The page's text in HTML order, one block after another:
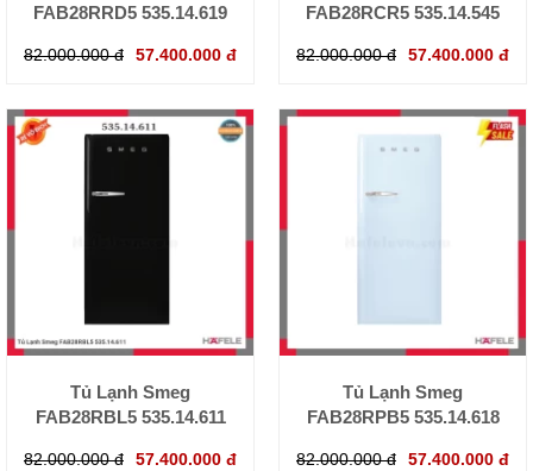
FAB28RRD5 535.14.619
82.000.000 đ 57.400.000 đ
FAB28RCR5 535.14.545
82.000.000 đ 57.400.000 đ
Tủ Lạnh Smeg
FAB28RBL5 535.14.611
82.000.000 đ 57.400.000 đ
Tủ Lạnh Smeg
FAB28RPB5 535.14.618
82.000.000 đ 57.400.000 đ